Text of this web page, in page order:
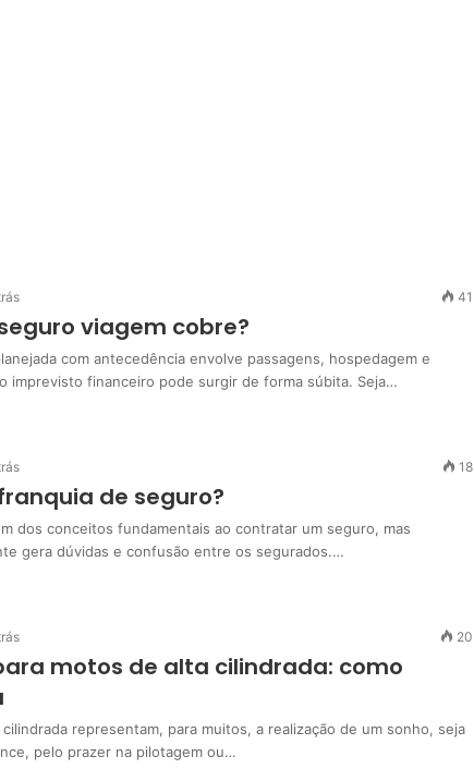
41
viagem cobre?
com antecedência envolve passagens, hospedagem e
imprevisto financeiro pode surgir de forma súbita. Seja…
18
de seguro?
dos conceitos fundamentais ao contratar um seguro, mas
gera dúvidas e confusão entre os segurados.…
20
motos de alta cilindrada: como
representam, para muitos, a realização de um sonho, seja
pelo prazer na pilotagem ou…